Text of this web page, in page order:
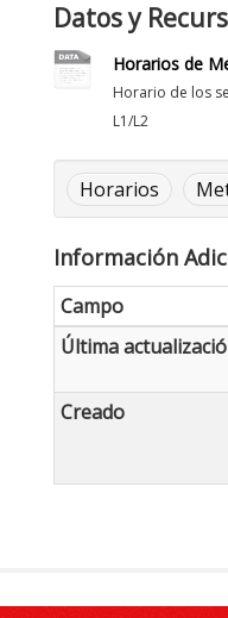
Datos y
Horarios de
Horario de los
L1/L2
Horarios
Información
Campo
Última
Creado